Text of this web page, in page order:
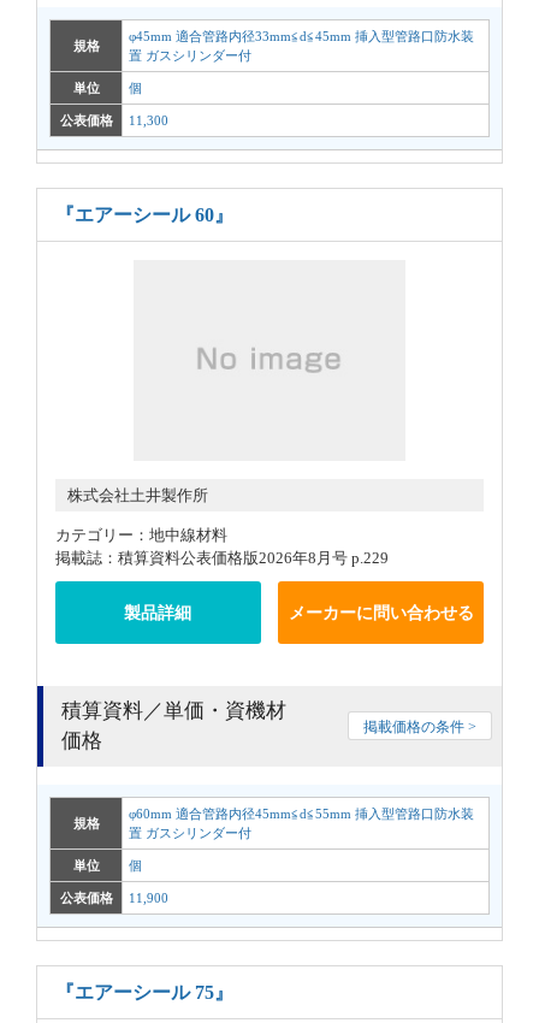
規格
φ45mm 適合管路内径33mm≦d≦45mm 挿入型管路口防水装
置 ガスシリンダー付
単位 個
公表価格 11,300
『エアーシール 60』
株式会社土井製作所
カテゴリー：地中線材料
掲載誌：積算資料公表価格版2026年8月号 p.229
製品詳細 メーカーに問い合わせる
積算資料／単価・資機材
価格
掲載価格の条件 >
規格
φ60mm 適合管路内径45mm≦d≦55mm 挿入型管路口防水装
置 ガスシリンダー付
単位 個
公表価格 11,900
『エアーシール 75』